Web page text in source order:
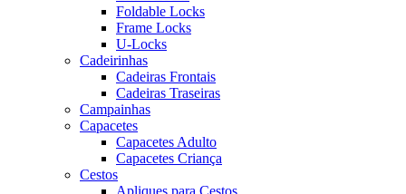
Foldable Locks
Frame Locks
U-Locks
Cadeirinhas
Cadeiras Frontais
Cadeiras Traseiras
Campainhas
Capacetes
Capacetes Adulto
Capacetes Criança
Cestos
Apliques para Cestos